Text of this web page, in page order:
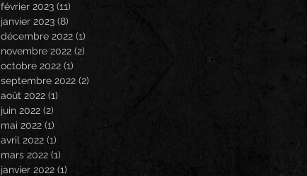
février 2023 (11)
janvier 2023 (8)
décembre 2022 (1)
novembre 2022 (2)
octobre 2022 (1)
septembre 2022 (2)
août 2022 (1)
juin 2022 (2)
mai 2022 (1)
avril 2022 (1)
mars 2022 (1)
janvier 2022 (1)